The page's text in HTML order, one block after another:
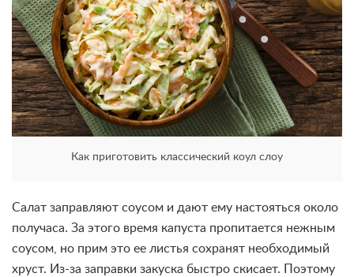
Как приготовить классический коул слоу
Салат заправляют соусом и дают ему настояться около
получаса. За этого время капуста пропитается нежным
соусом, но прим это ее листья сохранят необходимый
хруст. Из-за заправки закуска быстро скисает. Поэтому